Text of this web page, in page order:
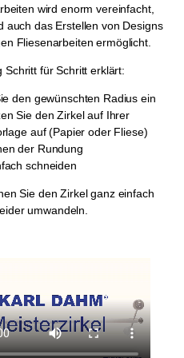
wird enorm vereinfacht,
auch das Erstellen von Designs
Fliesenarbeiten ermöglicht.
Schritt für Schritt erklärt:
den gewünschten Radius ein
Sie den Zirkel auf Ihrer
auf (Papier oder Fliese)
der Rundung
schneiden
Sie den Zirkel ganz einfach
umwandeln.